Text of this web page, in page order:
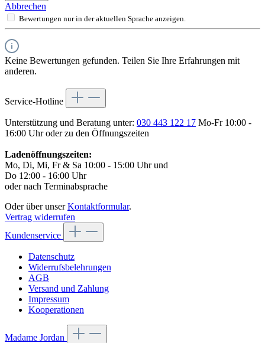
Abbrechen
Bewertungen nur in der aktuellen Sprache anzeigen.
Keine Bewertungen gefunden. Teilen Sie Ihre Erfahrungen mit
anderen.
Service-Hotline
Unterstützung und Beratung unter: 030 443 122 17 Mo-Fr 10:00 -
16:00 Uhr oder zu den Öffnungszeiten
Ladenöffnungszeiten:
Mo, Di, Mi, Fr & Sa 10:00 - 15:00 Uhr und
Do 12:00 - 16:00 Uhr
oder nach Terminabsprache
Oder über unserKontaktformular.
Vertrag widerrufen
Kundenservice
Datenschutz
Widerrufsbelehrungen
AGB
Versand und Zahlung
Impressum
Kooperationen
Madame Jordan